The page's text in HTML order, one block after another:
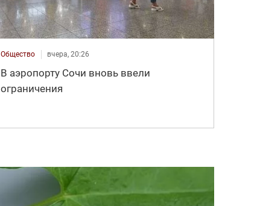
Общество вчера, 20:26
В аэропорту Сочи вновь ввели
ограничения